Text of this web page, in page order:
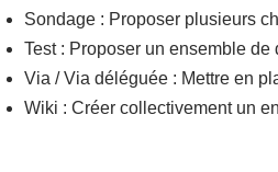
Sondage : Proposer plusieurs
Test : Proposer un ensemble
Via / Via déléguée : Mettre en
Wiki : Créer collectivement un